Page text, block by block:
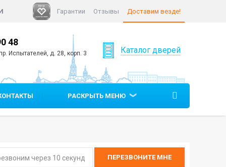
Гарантии Отзывы Доставим везде!
48
Испытателей, д. 28, корп. 3
+7 (812)
Каталог дверей
РАСКРЫТЬ МЕНЮ
ПЕРЕЗВОНИТЕМНЕ